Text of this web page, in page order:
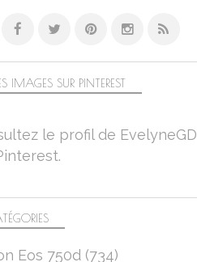
SUR MON AUTRE BLOG
SUR MON AUTRE BLOG
Eos 750d (734)
IMAGES SUR PINTEREST
le profil de EvelyneGD